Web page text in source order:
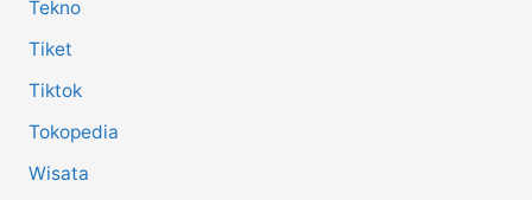
Tekno
Tiket
Tiktok
Tokopedia
Wisata